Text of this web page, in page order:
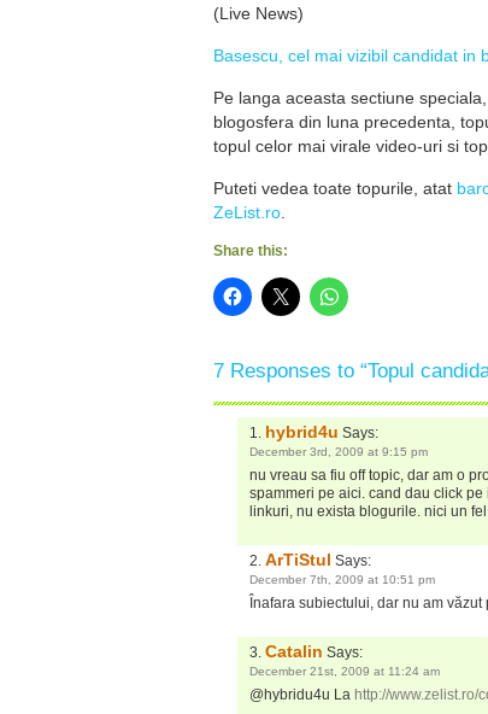
(Live News)
Basescu, cel mai vizibil candidat in
Pe langa aceasta sectiune
blogosfera din luna precedenta,
topul celor mai virale video-uri si
Puteti vedea toate topurile, atat
ZeList.ro
Share this:
7 Responses to “Topul
hybrid4u Says:
December 3rd, 2009 at 9:15 pm
nu vreau sa fiu off topic, dar am o
spammeri pe aici. cand dau click
linkuri, nu exista blogurile. nici un
ArTiStul Says:
December 7th, 2009 at 10:51 pm
Înafara subiectului, dar nu am
Catalin Says:
December 21st, 2009 at 11:24 am
@hybridu4u La http://www.zelist.ro/